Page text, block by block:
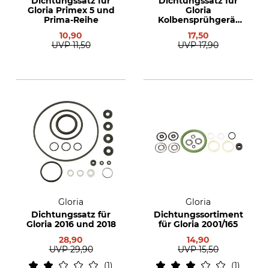
Gloria Primex 5 und
Prima-Reihe
10,90
UVP 11,50
Gloria
Kolbensprühgerät
17,50
UVP 17,90
Gloria
Dichtungssatz für
Gloria 2016 und 2018
28,90
UVP 29,90
1
Gloria
Dichtungssortiment
für Gloria 2001/165
14,90
UVP 15,50
1